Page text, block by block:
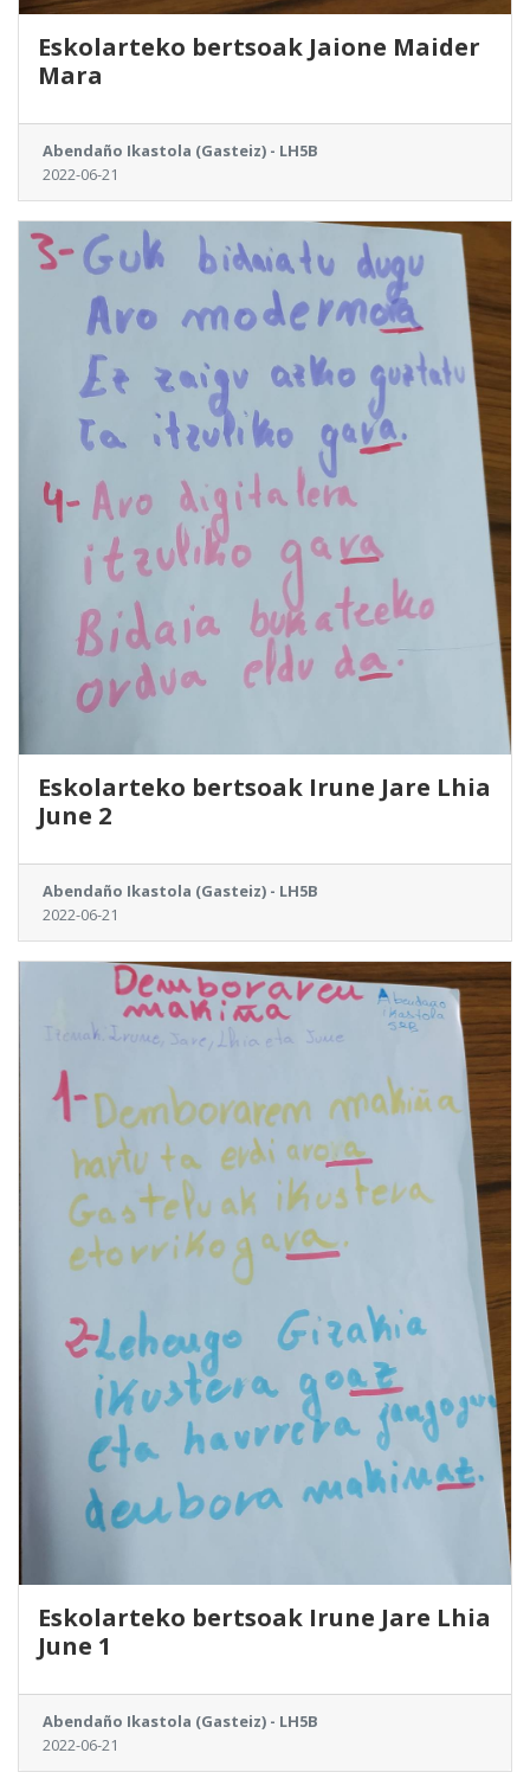
Eskolarteko bertsoak Jaione Maider
Mara
Abendaño Ikastola (Gasteiz) - LH5B
2022-06-21
Eskolarteko bertsoak Irune Jare Lhia
June 2
Abendaño Ikastola (Gasteiz) - LH5B
2022-06-21
Eskolarteko bertsoak Irune Jare Lhia
June 1
Abendaño Ikastola (Gasteiz) - LH5B
2022-06-21